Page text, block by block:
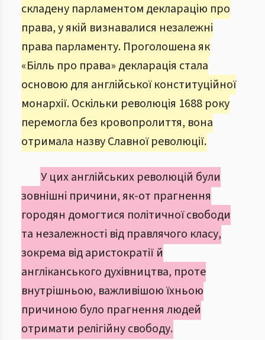
складену парламентом декларацію про
права, у якій визнавалися незалежні
права парламенту. Проголошена як
«Білль про права» декларація стала
основою для англійської конституційної
монархії. Оскільки революція 1688 року
перемогла без кровопролиття, вона
отримала назву Славної революції.
У цих англійських революцій були
зовнішні причини, як-от прагнення
городян домогтися політичної свободи
та незалежності від правлячого класу,
зокрема від аристократії й
англіканського духівництва, проте
внутрішньою, важливішою їхньою
причиною було прагнення людей
отримати релігійну свободу.